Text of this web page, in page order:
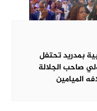
بمدريد تحتفل
صاحب الجلالة
الميامين